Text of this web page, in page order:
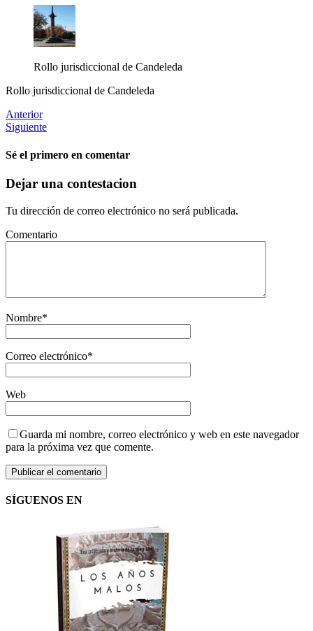
Rollo jurisdiccional de Candeleda
Rollo jurisdiccional de Candeleda
Anterior
Siguiente
Sé el primero en comentar
Dejar una contestacion
Tu dirección de correo electrónico no será publicada.
Comentario
Nombre*
Correo electrónico*
Web
Guarda mi nombre, correo electrónico y web en este navegador
para la próxima vez que comente.
SÍGUENOS EN